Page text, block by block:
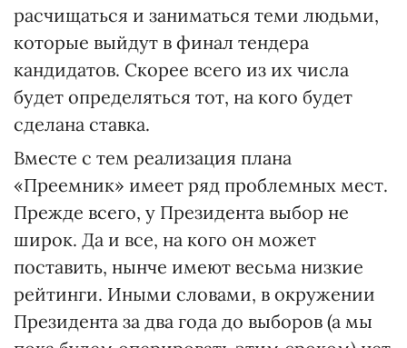
расчищаться и заниматься теми людьми,
которые выйдут в финал тендера
кандидатов. Скорее всего из их числа
будет определяться тот, на кого будет
сделана ставка.
Вместе с тем реализация плана
«Преемник» имеет ряд проблемных мест.
Прежде всего, у Президента выбор не
широк. Да и все, на кого он может
поставить, нынче имеют весьма низкие
рейтинги. Иными словами, в окружении
Президента за два года до выборов (а мы